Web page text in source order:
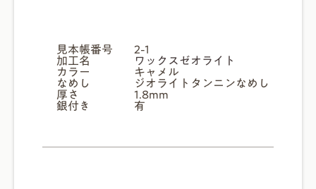
見本帳番号
加工名
カラー
なめし
厚さ
銀付き
2-1
ワックスゼオライト
キャメル
ジオライトタンニンなめし
1.8mm
有